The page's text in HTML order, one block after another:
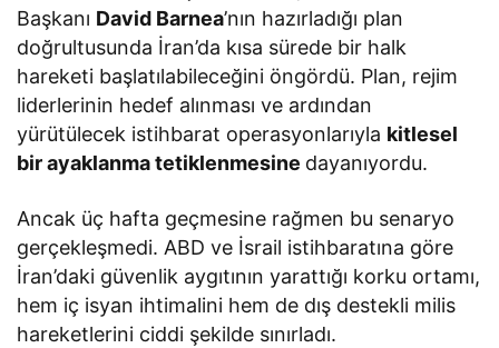
Başkanı David Barnea’nın hazırladığı plan
doğrultusunda İran’da kısa sürede bir halk
hareketi başlatılabileceğini öngördü. Plan, rejim
liderlerinin hedef alınması ve ardından
yürütülecek istihbarat operasyonlarıyla kitlesel
bir ayaklanma tetiklenmesine dayanıyordu.
Ancak üç hafta geçmesine rağmen bu senaryo
gerçekleşmedi. ABD ve İsrail istihbaratına göre
İran’daki güvenlik aygıtının yarattığı korku ortamı,
hem iç isyan ihtimalini hem de dış destekli milis
hareketlerini ciddi şekilde sınırladı.